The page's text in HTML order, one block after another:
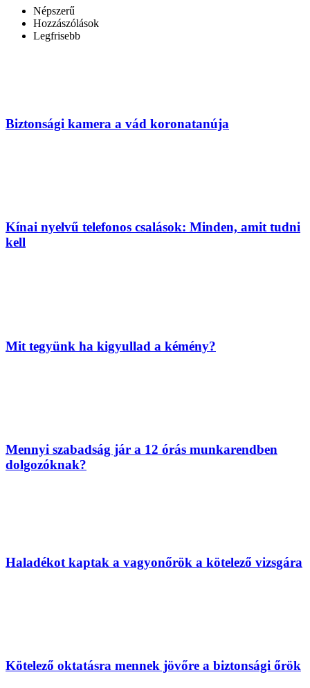
Népszerű
Hozzászólások
Legfrisebb
Biztonsági kamera a vád koronatanúja
Kínai nyelvű telefonos csalások: Minden, amit tudni
kell
Mit tegyünk ha kigyullad a kémény?
Mennyi szabadság jár a 12 órás munkarendben
dolgozóknak?
Haladékot kaptak a vagyonőrök a kötelező vizsgára
Kötelező oktatásra mennek jövőre a biztonsági őrök